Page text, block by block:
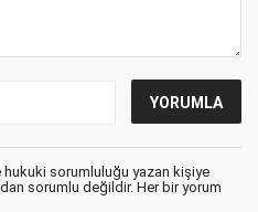
hukuki sorumluluğu yazan kişiye
sorumlu değildir. Her bir yorum